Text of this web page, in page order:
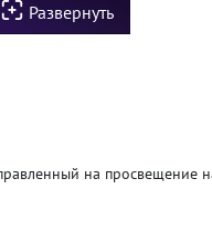
Развернуть
на просвещение